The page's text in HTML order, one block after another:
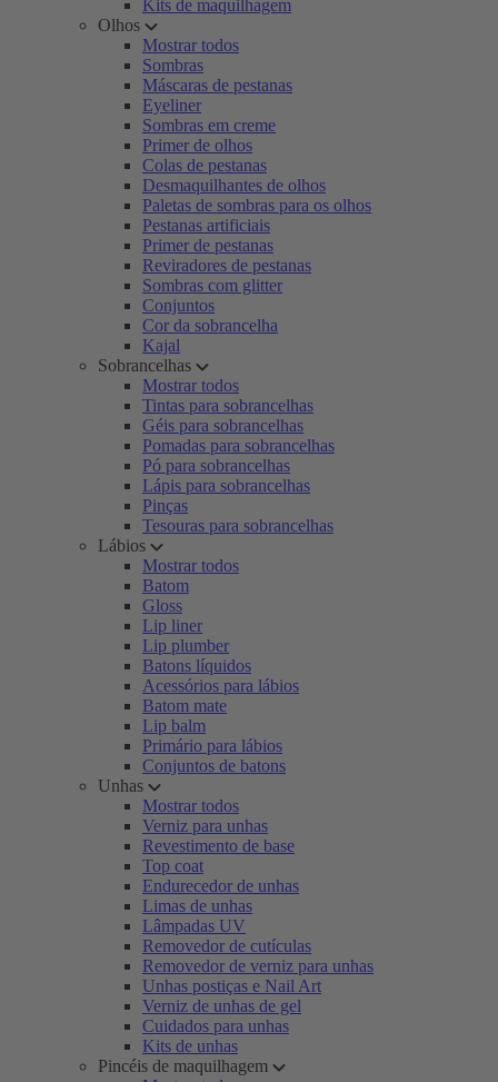
Kits de maquilhagem
Olhos
Mostrar todos
Sombras
Máscaras de pestanas
Eyeliner
Sombras em creme
Primer de olhos
Colas de pestanas
Desmaquilhantes de olhos
Paletas de sombras para os olhos
Pestanas artificiais
Primer de pestanas
Reviradores de pestanas
Sombras com glitter
Conjuntos
Cor da sobrancelha
Kajal
Sobrancelhas
Mostrar todos
Tintas para sobrancelhas
Géis para sobrancelhas
Pomadas para sobrancelhas
Pó para sobrancelhas
Lápis para sobrancelhas
Pinças
Tesouras para sobrancelhas
Lábios
Mostrar todos
Batom
Gloss
Lip liner
Lip plumber
Batons líquidos
Acessórios para lábios
Batom mate
Lip balm
Primário para lábios
Conjuntos de batons
Unhas
Mostrar todos
Verniz para unhas
Revestimento de base
Top coat
Endurecedor de unhas
Limas de unhas
Lâmpadas UV
Removedor de cutículas
Removedor de verniz para unhas
Unhas postiças e Nail Art
Verniz de unhas de gel
Cuidados para unhas
Kits de unhas
Pincéis de maquilhagem